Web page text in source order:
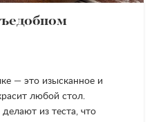
— это изысканное и
любой стол.
из теста, что